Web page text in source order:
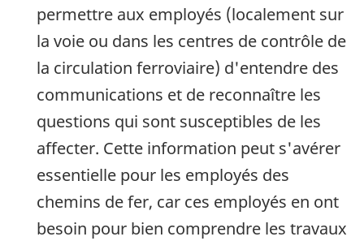
permettre aux employés (localement sur
la voie ou dans les centres de contrôle de
la circulation ferroviaire) d'entendre des
communications et de reconnaître les
questions qui sont susceptibles de les
affecter. Cette information peut s'avérer
essentielle pour les employés des
chemins de fer, car ces employés en ont
besoin pour bien comprendre les travaux